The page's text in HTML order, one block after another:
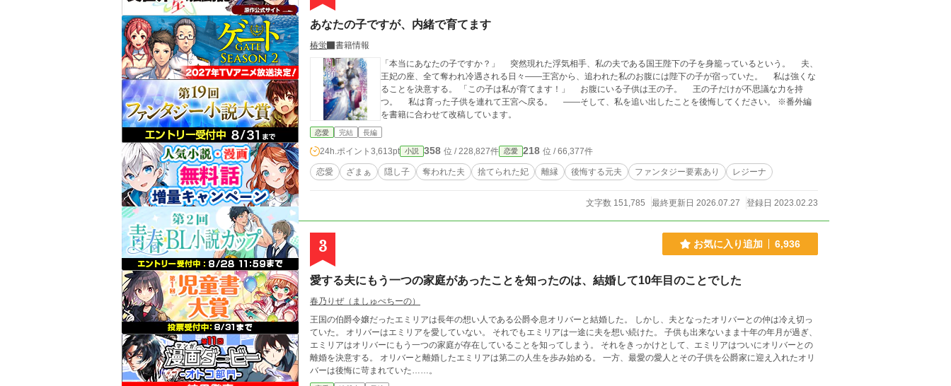
あなたの子ですが、内緒で育てます
椿蛍
書籍情報
「本当にあなたの子ですか？」 突然現れた浮気相手、私の夫である国王陛下の子を身籠っているという。 夫、
王妃の座、全て奪われ冷遇される日々――王宮から、追われた私のお腹には陛下の子が宿っていた。 私は強くな
ることを決意する。 「この子は私が育てます！」 お腹にいる子供は王の子。 王の子だけが不思議な力を持
つ。 私は育った子供を連れて王宮へ戻る。 ――そして、私を追い出したことを後悔してください。 ※番外編
を書籍に合わせて改稿しています。
恋愛 完結 長編
24h.ポイント 3,613pt 小説 358 位 / 228,827件 恋愛 218 位 / 66,377件
恋愛 ざまぁ 隠し子 奪われた夫 捨てられた妃 離縁 後悔する元夫 ファンタジー要素あり レジーナ
文字数 151,785 最終更新日 2026.07.27 登録日 2023.02.23
3 お気に入り追加 6,936
愛する夫にもう一つの家庭があったことを知ったのは、結婚して10年目のことでした
春乃りぜ（ましゅぺちーの）
王国の伯爵令嬢だったエミリアは長年の想い人である公爵令息オリバーと結婚した。 しかし、夫となったオリバーとの仲は冷え切っ
ていた。 オリバーはエミリアを愛していない。 それでもエミリアは一途に夫を想い続けた。 子供も出来ないまま十年の年月が過ぎ、
エミリアはオリバーにもう一つの家庭が存在していることを知ってしまう。 それをきっかけとして、エミリアはついにオリバーとの
離婚を決意する。 オリバーと離婚したエミリアは第二の人生を歩み始める。 一方、最愛の愛人とその子供を公爵家に迎え入れたオリ
バーは後悔に苛まれていた……。